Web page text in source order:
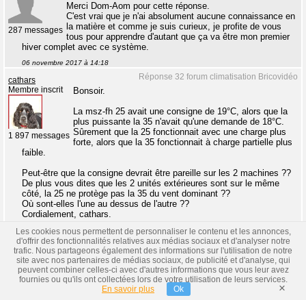
287 messages
Merci Dom-Aom pour cette réponse.
C'est vrai que je n'ai absolument aucune connaissance en
la matière et comme je suis curieux, je profite de vous
tous pour apprendre d'autant que ça va être mon premier
hiver complet avec ce système.
06 novembre 2017 à 14:18
Réponse 32 forum climatisation Bricovidéo
cathars
Membre inscrit
1 897 messages
Bonsoir.
La msz-fh 25 avait une consigne de 19°C, alors que la
plus puissante la 35 n'avait qu'une demande de 18°C.
Sûrement que la 25 fonctionnait avec une charge plus
forte, alors que la 35 fonctionnait à charge partielle plus
faible.
Peut-être que la consigne devrait être pareille sur les 2 machines ??
De plus vous dites que les 2 unités extérieures sont sur le même
côté, la 25 ne protège pas la 35 du vent dominant ??
Où sont-elles l'une au dessus de l'autre ??
Cordialement, cathars.
06 novembre 2017 à 19:59
Réponse 33 forum climatisation Bricovidéo
xavierb
Membre inscrit Bonsoir,
Oui probablement Cathars, j'ai hâte de progresser et
d'acquérir de l'expérience pour bien comprendre leur
Les cookies nous permettent de personnaliser le contenu et les annonces,
d'offrir des fonctionnalités relatives aux médias sociaux et d'analyser notre
trafic. Nous partageons également des informations sur l'utilisation de notre
site avec nos partenaires de médias sociaux, de publicité et d'analyse, qui
peuvent combiner celles-ci avec d'autres informations que vous leur avez
fournies ou qu'ils ont collectées lors de votre utilisation de leurs services.
En savoir plus
Ok ×